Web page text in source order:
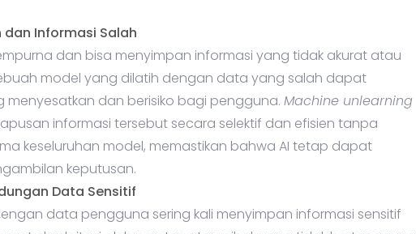
Informasi Salah
dan bisa menyimpan informasi yang tidak akurat atau
model yang dilatih dengan data yang salah dapat
menyesatkan dan berisiko bagi pengguna. Machine unlearning
informasi tersebut secara selektif dan efisien tanpa
keseluruhan model, memastikan bahwa AI tetap dapat
keputusan.
Data Sensitif
data pengguna sering kali menyimpan informasi sensitif